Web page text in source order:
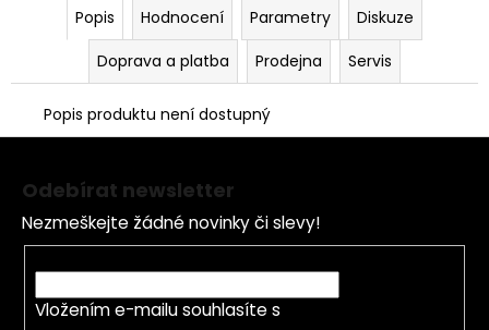
Popis Hodnocení Parametry
Diskuze
Doprava a platba
Prodejna Servis
Popis produktu není dostupný
ODSTŘEDIVKU
Z
Odebírat newsletter
Nezmeškejte žádné novinky či slevy!
Vložením e-mailu souhlasíte s